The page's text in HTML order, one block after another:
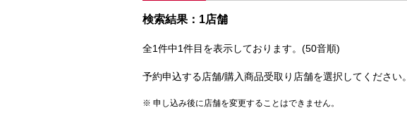
検索結果：1店舗
全1件中1件目を表示しております。(50音順)
予約申込する店舗/購入商品受取り店舗を選択してください。
申し込み後に店舗を変更することはできません。